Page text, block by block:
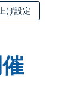
げ設定